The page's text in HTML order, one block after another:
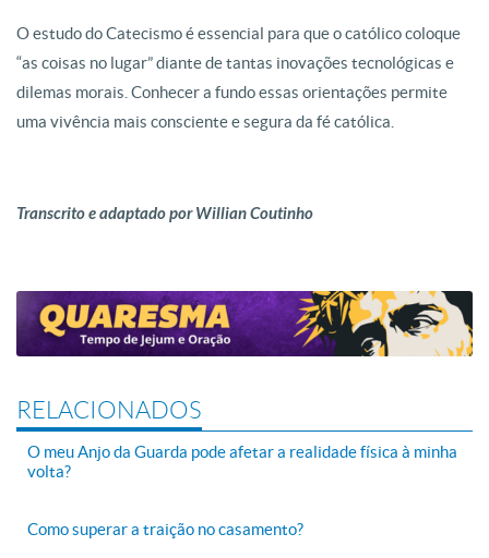
O estudo do Catecismo é essencial para que o católico coloque
“as coisas no lugar” diante de tantas inovações tecnológicas e
dilemas morais. Conhecer a fundo essas orientações permite
uma vivência mais consciente e segura da fé católica.
Transcrito e adaptado por Willian Coutinho
RELACIONADOS
O meu Anjo da Guarda pode afetar a realidade física à minha
volta?
Como superar a traição no casamento?